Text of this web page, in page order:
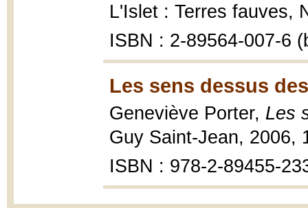
L'Islet : Terres fauves,
ISBN : 2-89564-007-6
Les sens dessus
Geneviève Porter, Les
Guy Saint-Jean, 2006,
ISBN : 978-2-89455-